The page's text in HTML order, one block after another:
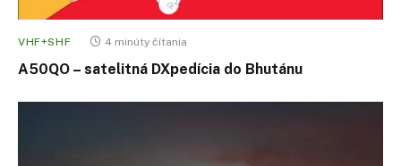
VHF+SHF 4 minúty čítania
A50QO – satelitná DXpedícia do Bhutánu